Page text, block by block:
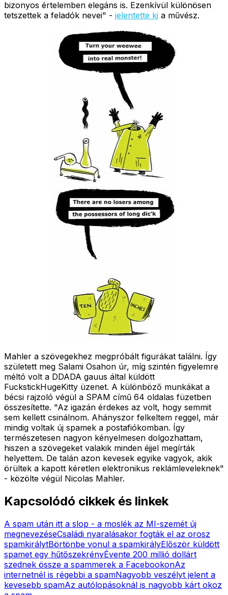
bizonyos értelemben elegáns is. Ezenkívül különösen
tetszettek a feladók nevei" - jelentette ki a művész.
Mahler a szövegekhez megpróbált figurákat találni. Így
született meg Salami Osahon úr, míg szintén figyelemre
méltó volt a DDADA gauus által küldött
FuckstickHugeKitty üzenet. A különböző munkákat a
bécsi rajzoló végül a SPAM című 64 oldalas füzetben
összesítette. "Az igazán érdekes az volt, hogy semmit
sem kellett csinálnom. Ahányszor felkeltem reggel, már
mindig voltak új spamek a postafiókomban. Így
természetesen nagyon kényelmesen dolgozhattam,
hiszen a szövegeket valakik minden éjjel megírták
helyettem. De talán azon kevesek egyike vagyok, akik
örültek a kapott kéretlen elektronikus reklámleveleknek"
- közölte végül Nicolas Mahler.
Kapcsolódó cikkek és linkek
A spam után itt a slop - a moslék az MI-szemét új
megnevezéseCsaládi nyaralásakor fogták el az orosz
spamkirálytBörtönbe vonul a spamkirályElőször küldött
spamet egy hűtőszekrényÉvente 200 millió dollárt
szednek össze a spammerek a FacebookonAz
internetnél is régebbi a spamNagyobb veszélyt jelent a
kevesebb spamAz autólopásoknál is nagyobb kárt okoz